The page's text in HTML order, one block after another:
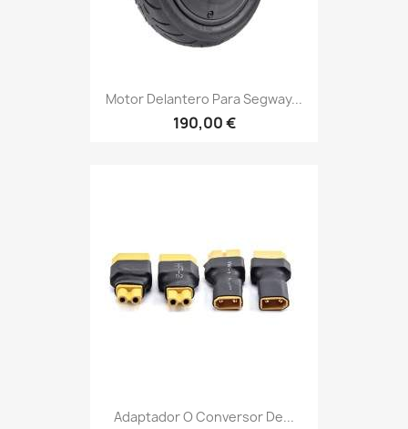
Motor Delantero Para Segway...
190,00 €
Adaptador O Conversor De...